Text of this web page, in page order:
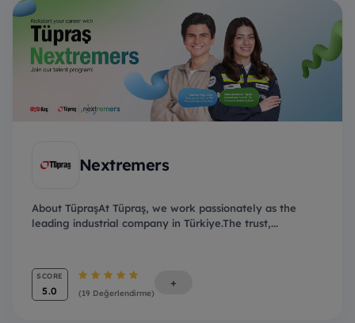
Nextremers
About TüpraşAt Tüpraş, we work passionately as the
leading industrial company in Türkiye.The trust,...
SCORE
5.0 (19 Değerlendirme)
+